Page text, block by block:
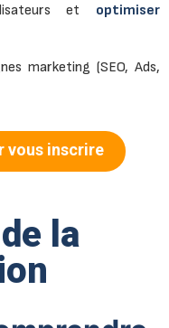
et optimiser
marketing (SEO, Ads,
vous inscrire
de la